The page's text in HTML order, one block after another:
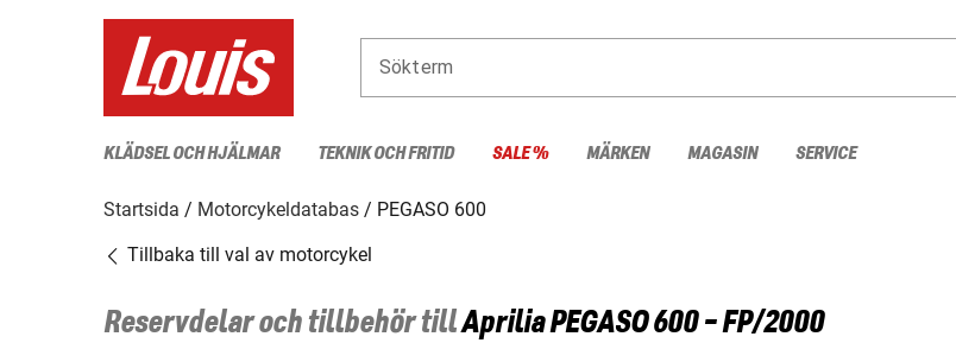
Sökterm
KLÄDSEL OCH HJÄLMAR TEKNIK OCH FRITID SALE % MÄRKEN MAGASIN SERVICE
Startsida Motorcykeldatabas
PEGASO 600
Tillbaka till val av motorcykel
Reservdelar och tillbehör tillApriliaPEGASO 600 - FP/2000